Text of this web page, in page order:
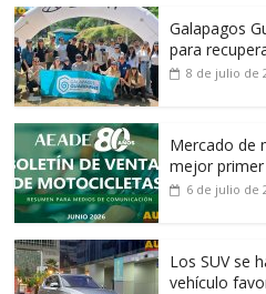
Galapagos
para
8 de julio de
Mercado de
mejor
6 de julio de
Los SUV se
vehículo